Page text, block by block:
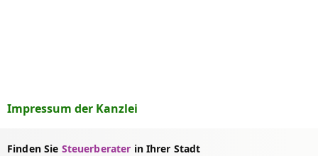
Impressum der Kanzlei
Finden Sie Steuerberater in Ihrer Stadt